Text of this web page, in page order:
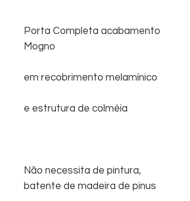
Porta Completa acabamento
Mogno
em recobrimento melamínico
e estrutura de colméia
Não necessita de pintura,
batente de madeira de pinus